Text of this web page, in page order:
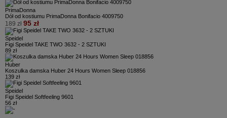
PrimaDonna
Dół od kostiumu PrimaDonna Bonifacio 4009750
189 zł 95 zł
Speidel
Figi Speidel TAKE TWO 3632 - 2 SZTUKI
89 zł
Huber
Koszulka damska Huber 24 Hours Women Sleep 018856
139 zł
Speidel
Figi Speidel Softfeeling 9601
56 zł